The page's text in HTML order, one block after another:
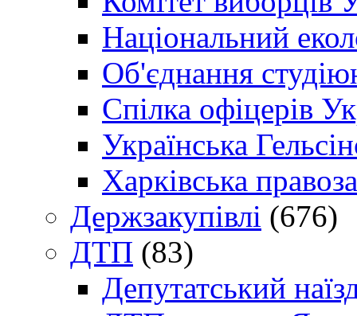
Національний
Об'єднання
Спілка офіцерів
Українська
Харківська
Держзакупівлі (676)
ДТП (83)
Депутатський